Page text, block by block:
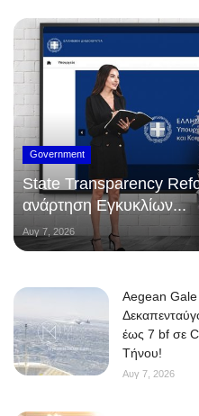
Government
State Transparency
ανάρτηση Εγκυκλίων...
Αυγ 7, 2026
Aegean Gale
έως 7 bf σε
Τήνου!
Αυγ 7, 2026